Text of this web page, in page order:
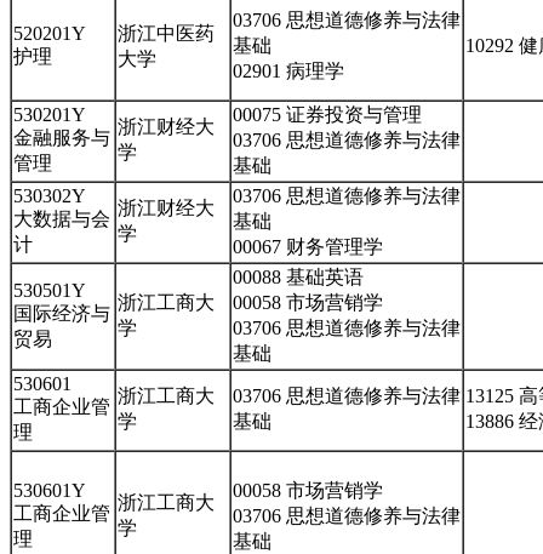
520201Y
护理
浙江中医药
大学
03706 思想道德修养与法律
基础
02901 病理学
10292
530201Y
金融服务与
管理
浙江财经大
学
00075 证券投资与管理
03706 思想道德修养与法律
基础
530302Y
大数据与会
计
浙江财经大
学
03706 思想道德修养与法律
基础
00067 财务管理学
530501Y
国际经济与
贸易
浙江工商大
学
00088 基础英语
00058 市场营销学
03706 思想道德修养与法律
基础
530601
工商企业管
理
浙江工商大
学
03706 思想道德修养与法律
基础
13125
13886
530601Y
工商企业管
理
浙江工商大
学
00058 市场营销学
03706 思想道德修养与法律
基础